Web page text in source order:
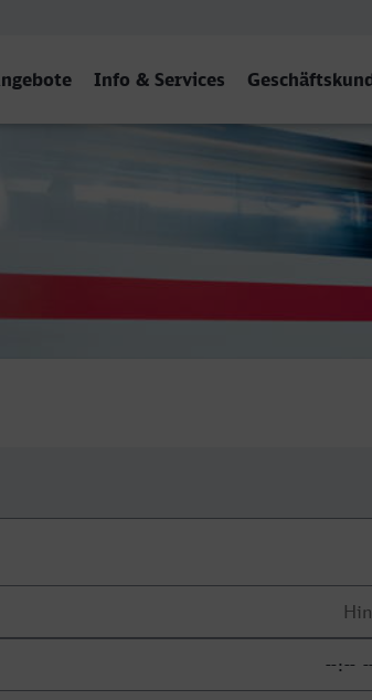
Info & Services
Bocholt